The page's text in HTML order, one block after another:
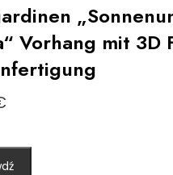
Vorhang mit 3D